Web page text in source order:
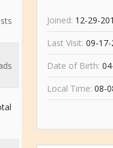
Joined: 12-29-
Last Visit: 09-
Date of Birth:
Local Time: 08-